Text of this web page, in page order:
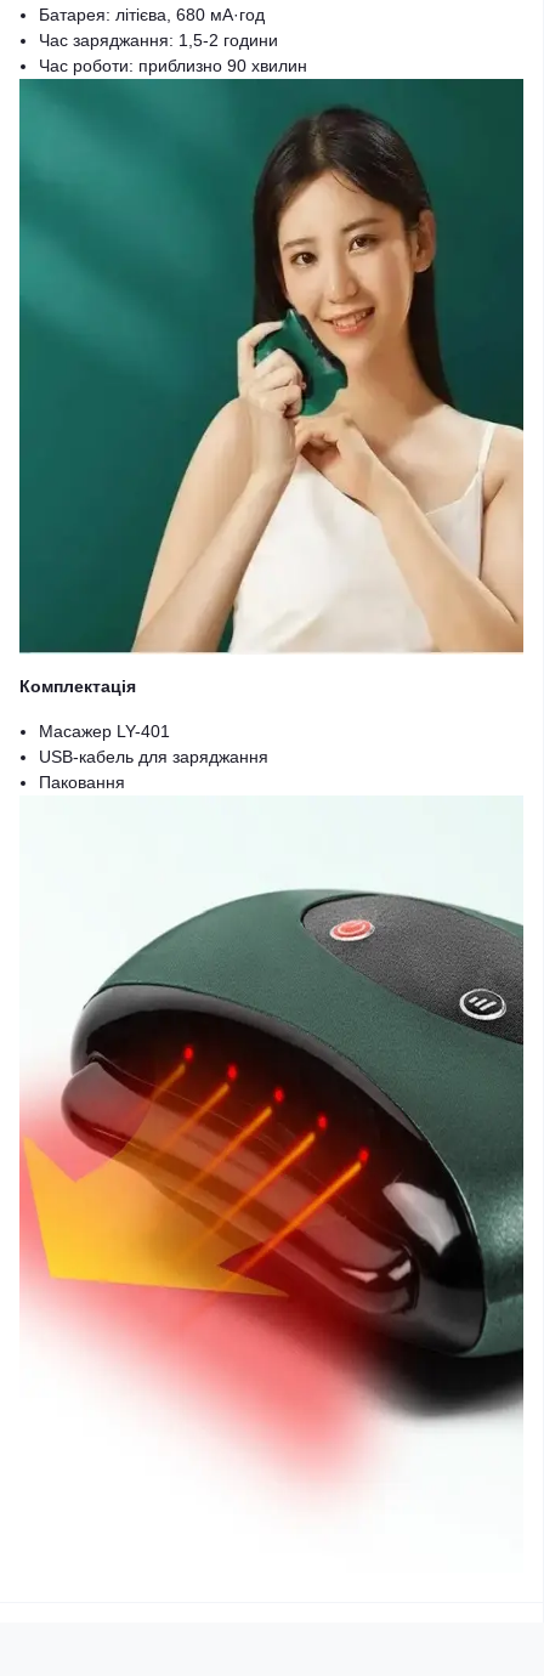
Батарея: літієва, 680 мА·год
Час заряджання: 1,5-2 години
Час роботи: приблизно 90 хвилин
Комплектація
Масажер LY-401
USB-кабель для заряджання
Паковання